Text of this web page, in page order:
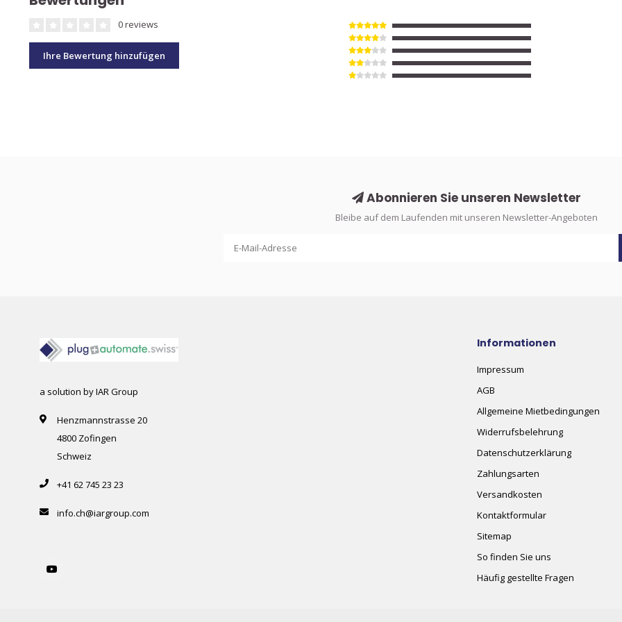
0 reviews
Ihre Bewertung hinzufügen
Abonnieren Sie unseren Newsletter
Bleibe auf dem Laufenden mit unseren Newsletter-Angeboten
a solution by IAR Group
Henzmannstrasse 20
4800 Zofingen
Schweiz
+41 62 745 23 23
info.ch@iargroup.com
Informationen
Impressum
AGB
Allgemeine Mietbedingungen
Widerrufsbelehrung
Datenschutzerklärung
Zahlungsarten
Versandkosten
Kontaktformular
Sitemap
So finden Sie uns
Häufig gestellte Fragen